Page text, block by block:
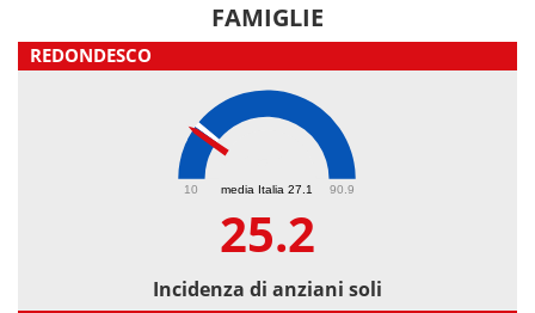
FAMIGLIE
REDONDESCO
media Italia 27.1
10 90.9
25.2
Incidenza di anziani soli